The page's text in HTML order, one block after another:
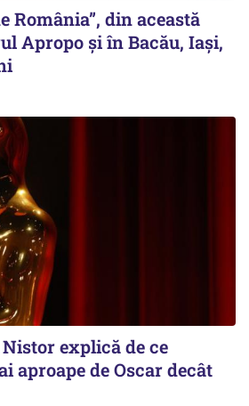
România”, din această
Apropo și în Bacău, Iași,
explică de ce
aproape de Oscar decât